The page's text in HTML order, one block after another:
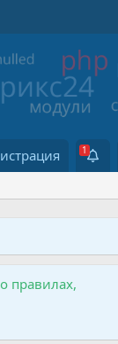
правилах,